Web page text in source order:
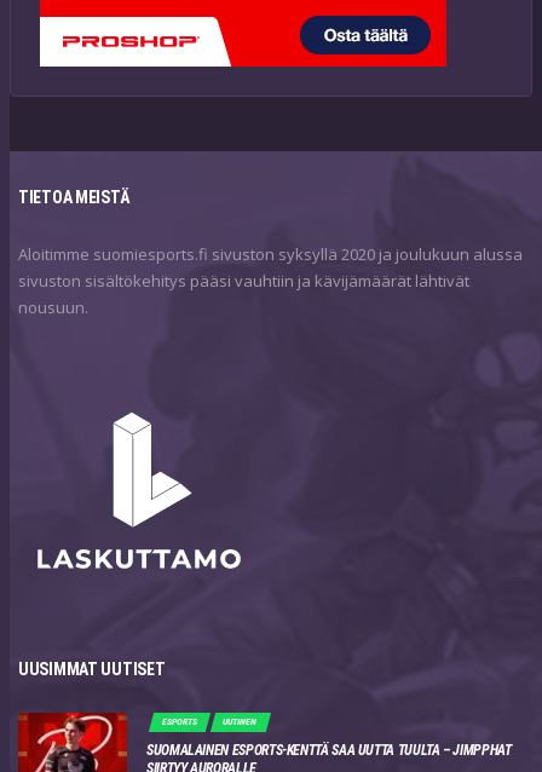
TIETOA MEISTÄ
Aloitimme suomiesports.fi sivuston syksyllä 2020 ja joulukuun alussa
sivuston sisältökehitys pääsi vauhtiin ja kävijämäärät lähtivät
nousuun.
UUSIMMAT UUTISET
ESPORTS UUTINEN
SUOMALAINEN ESPORTS-KENTTÄ SAA UUTTA TUULTA – JIMPPHAT
SIIRTYY AURORALLE